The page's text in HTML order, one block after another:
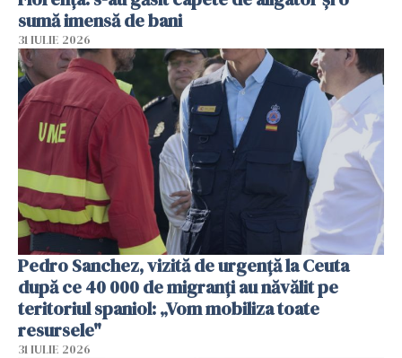
sumă imensă de bani
31 IULIE 2026
Pedro Sanchez, vizită de urgență la Ceuta
după ce 40 000 de migranți au năvălit pe
teritoriul spaniol: „Vom mobiliza toate
resursele"
31 IULIE 2026